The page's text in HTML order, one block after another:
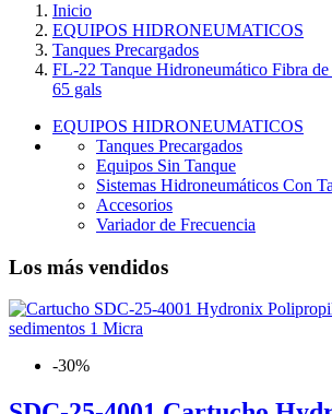
Inicio
EQUIPOS HIDRONEUMATICOS
Tanques Precargados
FL-22 Tanque Hidroneumático Fibra
65 gals
EQUIPOS HIDRONEUMATICOS
Tanques Precargados
Equipos Sin Tanque
Sistemas Hidroneumáticos Con
Accesorios
Variador de Frecuencia
Los más vendidos
-30%